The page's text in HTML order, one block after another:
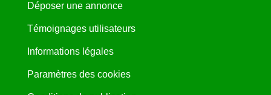
Déposer une annonce
Témoignages utilisateurs
Informations légales
Paramètres des cookies